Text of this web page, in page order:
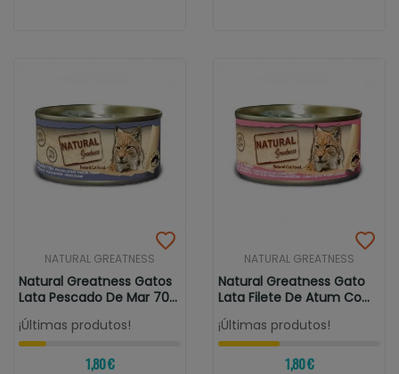
NATURAL GREATNESS
Natural Greatness Gatos
Lata Pescado De Mar 70
Gr
¡Últimas produtos!
1,80 €
NATURAL GREATNESS
Natural Greatness Gato
Lata Filete De Atum Com
Camarão
¡Últimas produtos!
1,80 €